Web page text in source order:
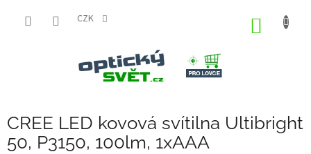
CZK
CREE LED kovová svítilna Ultibright
50, P3150, 100lm, 1xAAA